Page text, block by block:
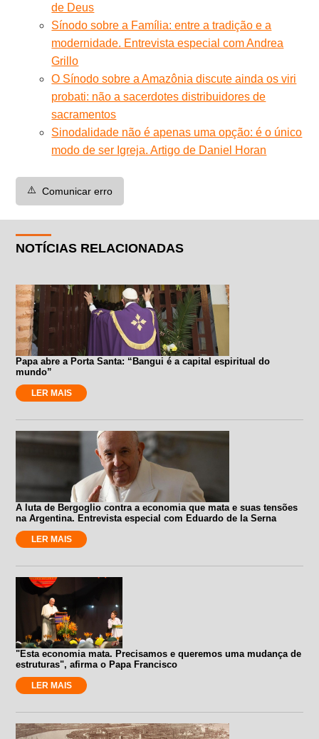
de Deus
Sínodo sobre a Família: entre a tradição e a
modernidade. Entrevista especial com Andrea
Grillo
O Sínodo sobre a Amazônia discute ainda os viri
probati: não a sacerdotes distribuidores de
sacramentos
Sinodalidade não é apenas uma opção: é o único
modo de ser Igreja. Artigo de Daniel Horan
⚠️ Comunicar erro
NOTÍCIAS RELACIONADAS
Papa abre a Porta Santa: “Bangui é a capital espiritual do
mundo”
LER MAIS
A luta de Bergoglio contra a economia que mata e suas tensões
na Argentina. Entrevista especial com Eduardo de la Serna
LER MAIS
"Esta economia mata. Precisamos e queremos uma mudança de
estruturas", afirma o Papa Francisco
LER MAIS